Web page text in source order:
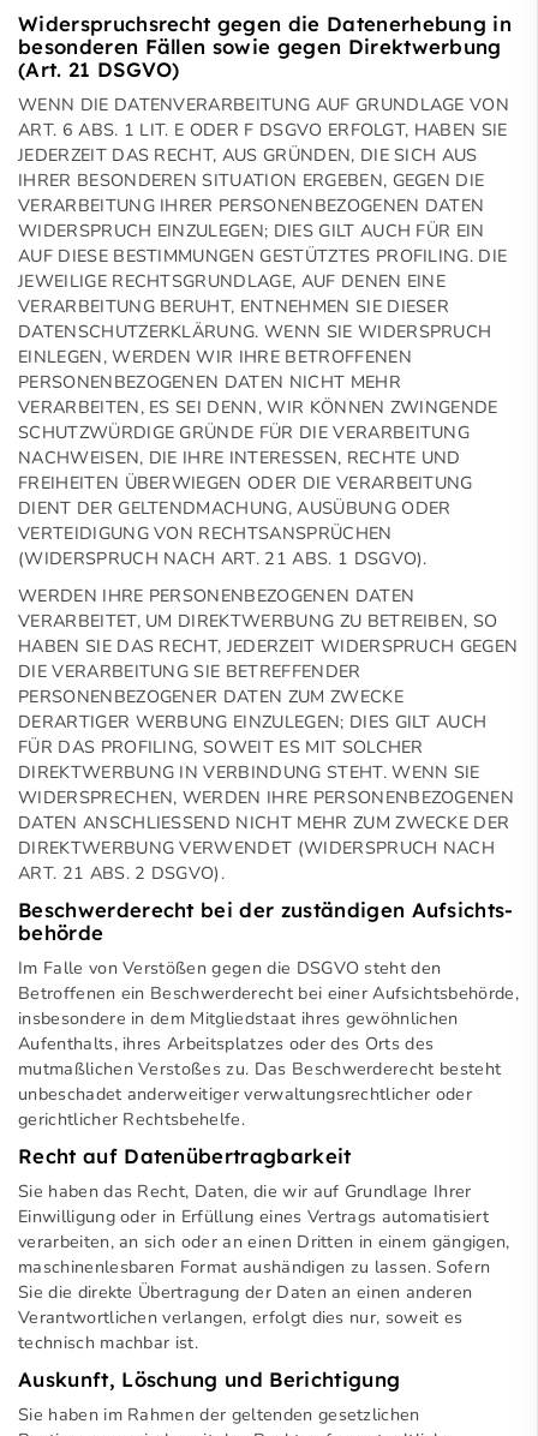
Widerspruchsrecht gegen die Datenerhebung in
besonderen Fällen sowie gegen Direktwerbung
(Art. 21 DSGVO)
WENN DIE DATENVERARBEITUNG AUF GRUNDLAGE VON
ART. 6 ABS. 1 LIT. E ODER F DSGVO ERFOLGT, HABEN SIE
JEDERZEIT DAS RECHT, AUS GRÜNDEN, DIE SICH AUS
IHRER BESONDEREN SITUATION ERGEBEN, GEGEN DIE
VERARBEITUNG IHRER PERSONENBEZOGENEN DATEN
WIDERSPRUCH EINZULEGEN; DIES GILT AUCH FÜR EIN
AUF DIESE BESTIMMUNGEN GESTÜTZTES PROFILING. DIE
JEWEILIGE RECHTSGRUNDLAGE, AUF DENEN EINE
VERARBEITUNG BERUHT, ENTNEHMEN SIE DIESER
DATENSCHUTZERKLÄRUNG. WENN SIE WIDERSPRUCH
EINLEGEN, WERDEN WIR IHRE BETROFFENEN
PERSONENBEZOGENEN DATEN NICHT MEHR
VERARBEITEN, ES SEI DENN, WIR KÖNNEN ZWINGENDE
SCHUTZWÜRDIGE GRÜNDE FÜR DIE VERARBEITUNG
NACHWEISEN, DIE IHRE INTERESSEN, RECHTE UND
FREIHEITEN ÜBERWIEGEN ODER DIE VERARBEITUNG
DIENT DER GELTENDMACHUNG, AUSÜBUNG ODER
VERTEIDIGUNG VON RECHTSANSPRÜCHEN
(WIDERSPRUCH NACH ART. 21 ABS. 1 DSGVO).
WERDEN IHRE PERSONENBEZOGENEN DATEN
VERARBEITET, UM DIREKTWERBUNG ZU BETREIBEN, SO
HABEN SIE DAS RECHT, JEDERZEIT WIDERSPRUCH GEGEN
DIE VERARBEITUNG SIE BETREFFENDER
PERSONENBEZOGENER DATEN ZUM ZWECKE
DERARTIGER WERBUNG EINZULEGEN; DIES GILT AUCH
FÜR DAS PROFILING, SOWEIT ES MIT SOLCHER
DIREKTWERBUNG IN VERBINDUNG STEHT. WENN SIE
WIDERSPRECHEN, WERDEN IHRE PERSONENBEZOGENEN
DATEN ANSCHLIESSEND NICHT MEHR ZUM ZWECKE DER
DIREKTWERBUNG VERWENDET (WIDERSPRUCH NACH
ART. 21 ABS. 2 DSGVO).
Beschwerde­recht bei der zuständigen Aufsichts­
behörde
Im Falle von Verstößen gegen die DSGVO steht den
Betroffenen ein Beschwerderecht bei einer Aufsichtsbehörde,
insbesondere in dem Mitgliedstaat ihres gewöhnlichen
Aufenthalts, ihres Arbeitsplatzes oder des Orts des
mutmaßlichen Verstoßes zu. Das Beschwerderecht besteht
unbeschadet anderweitiger verwaltungsrechtlicher oder
gerichtlicher Rechtsbehelfe.
Recht auf Daten­übertrag­barkeit
Sie haben das Recht, Daten, die wir auf Grundlage Ihrer
Einwilligung oder in Erfüllung eines Vertrags automatisiert
verarbeiten, an sich oder an einen Dritten in einem gängigen,
maschinenlesbaren Format aushändigen zu lassen. Sofern
Sie die direkte Übertragung der Daten an einen anderen
Verantwortlichen verlangen, erfolgt dies nur, soweit es
technisch machbar ist.
Auskunft, Löschung und Berichtigung
Sie haben im Rahmen der geltenden gesetzlichen